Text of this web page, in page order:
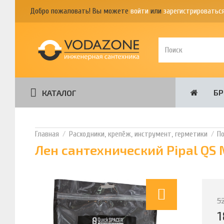
Добро пожаловать! Вы можете войти или
КАТАЛОГ
Расходники, крепёж, инструмент, герметики
Лен сантехнический Pipal QS